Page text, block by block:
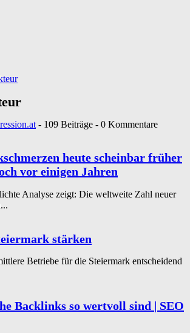
- 109 Beiträge - 0 Kommentare
heute scheinbar früher
vor einigen Jahren
Analyse zeigt: Die weltweite Zahl neuer
stärken
Betriebe für die Steiermark entscheidend
Backlinks so wertvoll sind | SEO